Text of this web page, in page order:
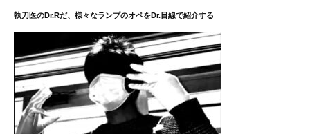
り
執刀医のDr.Rだ、様々なランプのオペをDr.目線で紹介する